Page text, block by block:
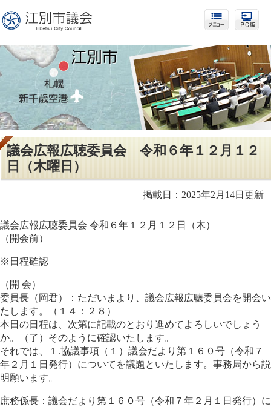
議会広報広聴委員会 令和６年１２月１２
日（木曜日）
掲載日：2025年2月14日更新
議会広報広聴委員会 令和６年１２月１２日（木）
（開会前）
※日程確認
（開 会）
委員長（岡君）：ただいまより、議会広報広聴委員会を開会い
たします。（１４：２８）
本日の日程は、次第に記載のとおり進めてよろしいでしょう
か。（了）そのように確認いたします。
それでは、１.協議事項（１）議会だより第１６０号（令和７
年２月１日発行）についてを議題といたします。事務局から説
明願います。
庶務係長：議会だより第１６０号（令和７年２月１日発行）に